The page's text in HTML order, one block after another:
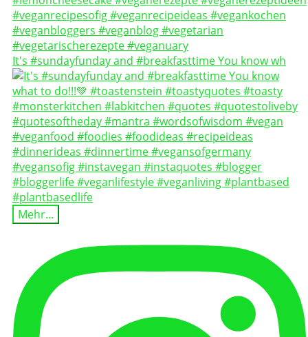
It's #sundayfunday and #breakfasttime You know wh
Mehr...